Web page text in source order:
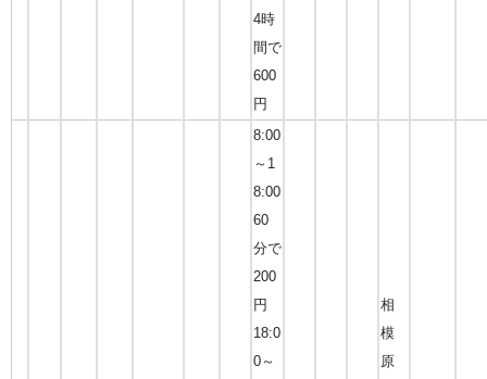
4時
間で
600
円
8:00
～1
8:00
60
分で
200
円
18:0
0～
相
模
原